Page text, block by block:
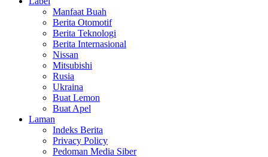
Manfaat Buah
Berita Otomotif
Berita Teknologi
Berita Internasional
Nissan
Mitsubishi
Rusia
Ukraina
Buat Lemon
Buat Apel
Laman
Indeks Berita
Privacy Policy
Pedoman Media Siber